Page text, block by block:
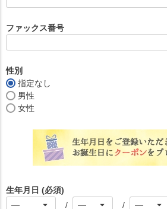
ファックス番号
性別
指定なし
男性
女性
生年月日 (必須)